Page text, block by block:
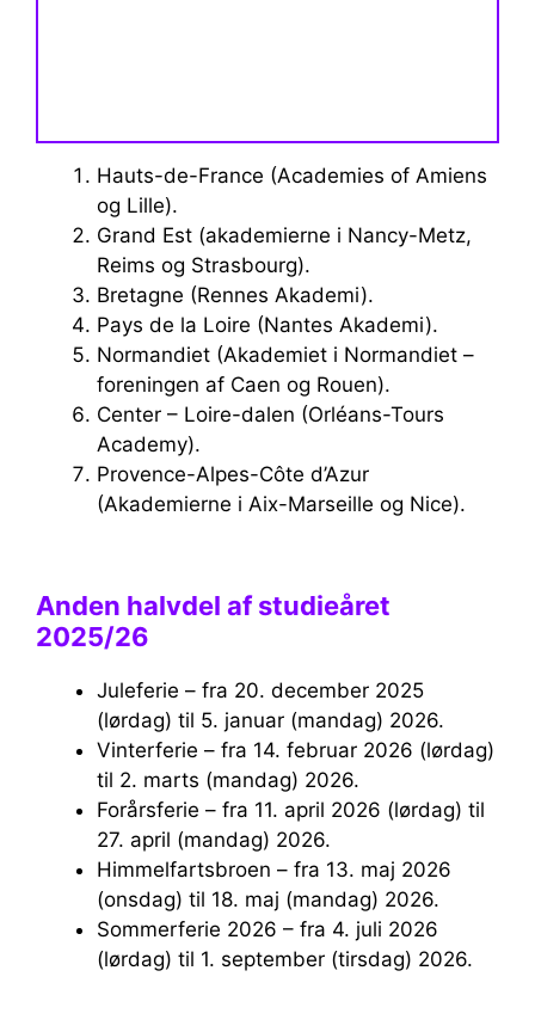
Hauts-de-France (Academies of Amiens
og Lille).
Grand Est (akademierne i Nancy-Metz,
Reims og Strasbourg).
Bretagne (Rennes Akademi).
Pays de la Loire (Nantes Akademi).
Normandiet (Akademiet i Normandiet –
foreningen af ​​Caen og Rouen).
Center – Loire-dalen (Orléans-Tours
Academy).
Provence-Alpes-Côte d’Azur
(Akademierne i Aix-Marseille og Nice).
Anden halvdel af studieåret
2025/26
Juleferie – fra 20. december 2025
(lørdag) til 5. januar (mandag) 2026.
Vinterferie – fra 14. februar 2026 (lørdag)
til 2. marts (mandag) 2026.
Forårsferie – fra 11. april 2026 (lørdag) til
27. april (mandag) 2026.
Himmelfartsbroen – fra 13. maj 2026
(onsdag) til 18. maj (mandag) 2026.
Sommerferie 2026 – fra 4. juli 2026
(lørdag) til 1. september (tirsdag) 2026.